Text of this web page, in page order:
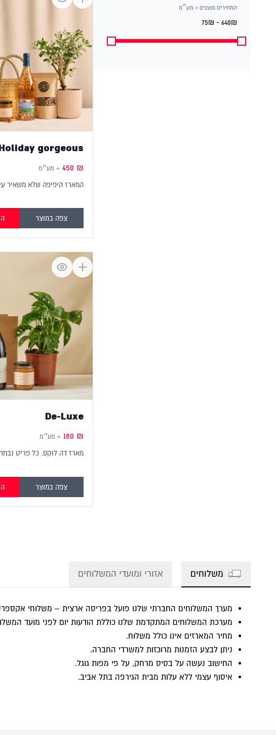
המחירים מוצגים + מע״מ
75₪ - 640₪
gorgeous
450 ₪ + מע״מ
המארז היפיפה שלא משאיר
צפה במוצר
De-Luxe
180 ₪ + מע״מ
מארז דה לוקס. כל פריט
צפה במוצר
משלוחים אזורי ומועדי המשלוחים
מערך המשלוחים החברתי שלנו פועל בפריסה ארצית – משלוחי אקספרס
מערכת המשלוחים המתקדמת שלנו כוללת הודעות יום לפני מועד
מחיר המארזים אינו כולל משלוח.
ניתן לבצע הזמנות מרוכזות למשרדי החברה.
החישוב נעשה על בסיס מרחק, על פי מפות גוגל.
איסוף עצמי ללא עלות מבית הגירפה בתל אביב.